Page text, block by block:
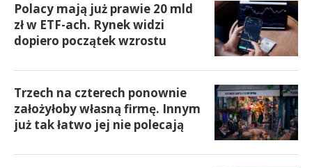
Polacy mają już prawie 20 mld
zł w ETF-ach. Rynek widzi
dopiero początek wzrostu
Trzech na czterech ponownie
założyłoby własną firmę. Innym
już tak łatwo jej nie polecają